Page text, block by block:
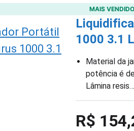
MAIS
1000 3.1
Material da
potência é
Lâmina resis…
R$